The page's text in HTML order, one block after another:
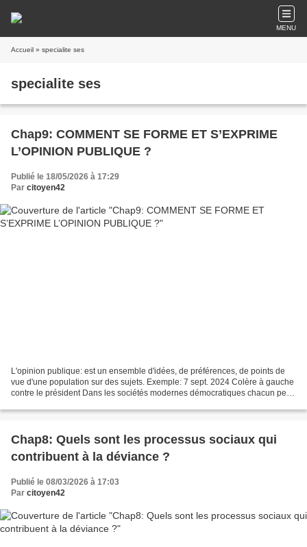
MENU
Accueil » specialite ses
specialite ses
Chap9: COMMENT SE FORME ET S’EXPRIME
L’OPINION PUBLIQUE ?
Publié le 18/05/2026 à 17:29
Par citoyen42
L'opinion publique: est un ensemble d'idées, de préférences, de points de
vue d'une population sur des sujets. Exemple: 7 sept. 2024 Colère à gauche
contre le président Dans les sociétés modernes démocratiques chacun peut
Chap8: Quels sont les processus sociaux qui
contribuent à la déviance ?
Publié le 08/03/2026 à 17:03
Par citoyen42